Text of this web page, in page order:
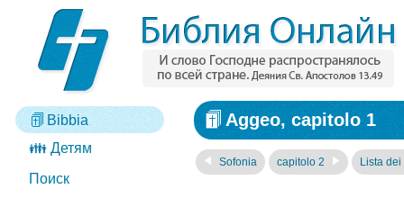
Bibbia
👪 Детям
Поиск
Aggeo, capitolo 1
Sofonia capitolo 2 Lista